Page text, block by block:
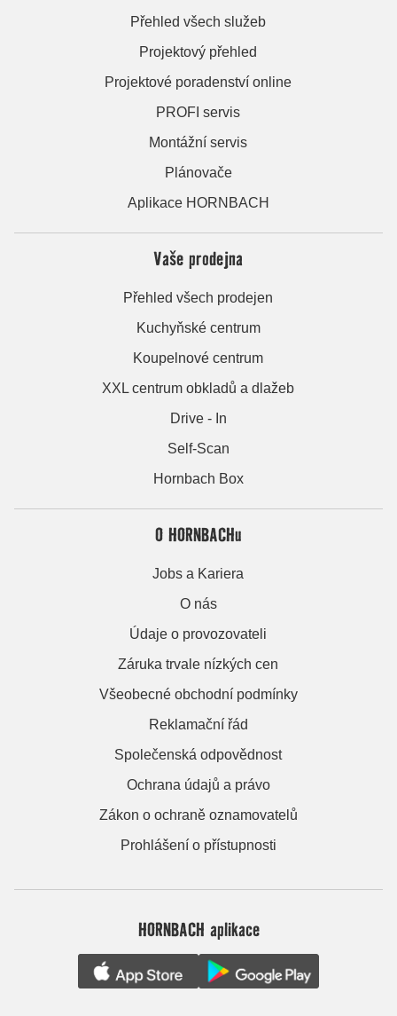
Přehled všech služeb
Projektový přehled
Projektové poradenství online
PROFI servis
Montážní servis
Plánovače
Aplikace HORNBACH
Vaše prodejna
Přehled všech prodejen
Kuchyňské centrum
Koupelnové centrum
XXL centrum obkladů a dlažeb
Drive - In
Self-Scan
Hornbach Box
O HORNBACHu
Jobs a Kariera
O nás
Údaje o provozovateli
Záruka trvale nízkých cen
Všeobecné obchodní podmínky
Reklamační řád
Společenská odpovědnost
Ochrana údajů a právo
Zákon o ochraně oznamovatelů
Prohlášení o přístupnosti
HORNBACH aplikace